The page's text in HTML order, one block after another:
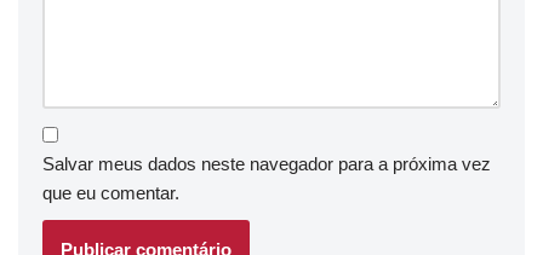
Salvar meus dados neste navegador para a próxima vez
que eu comentar.